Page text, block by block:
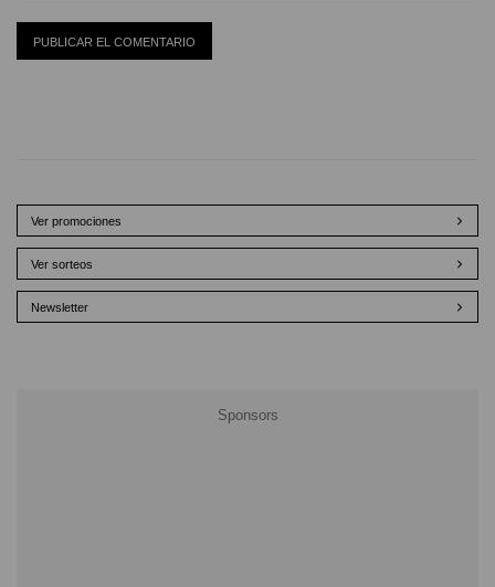
Ver promociones
Ver sorteos
Newsletter